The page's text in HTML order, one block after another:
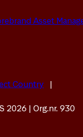
Asset
Country
2026 | Org.nr. 930